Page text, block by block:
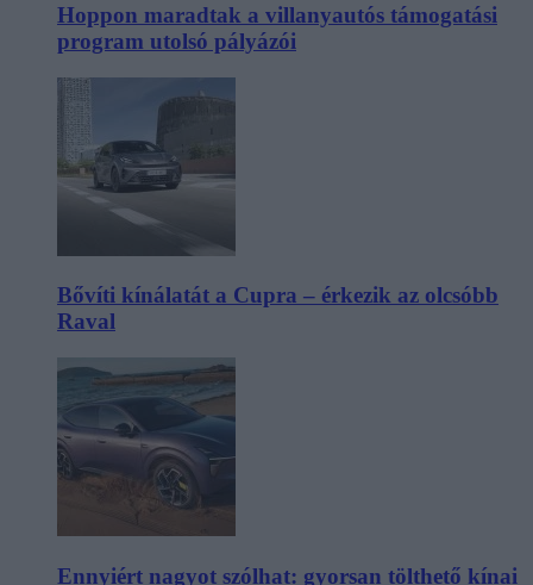
Hoppon maradtak a villanyautós támogatási
program utolsó pályázói
Bővíti kínálatát a Cupra – érkezik az olcsóbb
Raval
Ennyiért nagyot szólhat: gyorsan tölthető kínai